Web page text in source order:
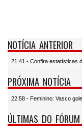
NOTÍCIA ANTERIOR
21:41 - Confira estatísticas
PRÓXIMA NOTÍCIA
22:58 - Feminino: Vasco
ÚLTIMAS DO FÓRUM